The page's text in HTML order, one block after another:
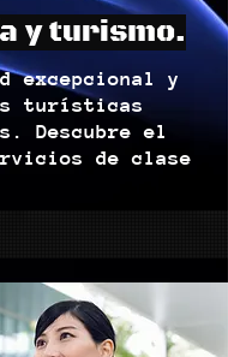
y turismo.
excepcional y
turísticas
Descubre el
de clase